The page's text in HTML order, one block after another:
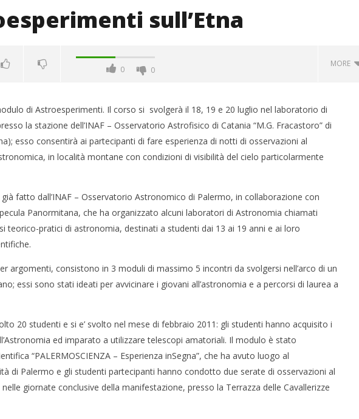
sull’Etna
0 0
MORE
Crolla il monopolio Siae con
alleanza Soundreef - LEA
Pink Floyd in mostra a Roma
16/07/2011
di Astroesperimenti. Il corso si svolgerà il 18, 19 e 20 luglio nel laboratorio di
la stazione dell’INAF – Osservatorio Astrofisico di Catania “M.G. Fracastoro” di
esso consentirà ai partecipanti di fare esperienza di notti di osservazioni al
in località montane con condizioni di visibilità del cielo particolarmente
fatto dall’INAF – Osservatorio Astronomico di Palermo, in collaborazione con
Panormitana, che ha organizzato alcuni laboratori di Astronomia chiamati
teorico-pratici di astronomia, destinati a studenti dai 13 ai 19 anni e ai loro
argomenti, consistono in 3 moduli di massimo 5 incontri da svolgersi nell’arco di un
essi sono stati ideati per avvicinare i giovani all’astronomia e a percorsi di laurea a
20 studenti e si e’ svolto nel mese di febbraio 2011: gli studenti hanno acquisito i
ed imparato a utilizzare telescopi amatoriali. Il modulo è stato
“PALERMOSCIENZA – Esperienza inSegna”, che ha avuto luogo al
di Palermo e gli studenti partecipanti hanno condotto due serate di osservazioni al
giornate conclusive della manifestazione, presso la Terrazza delle Cavallerizze